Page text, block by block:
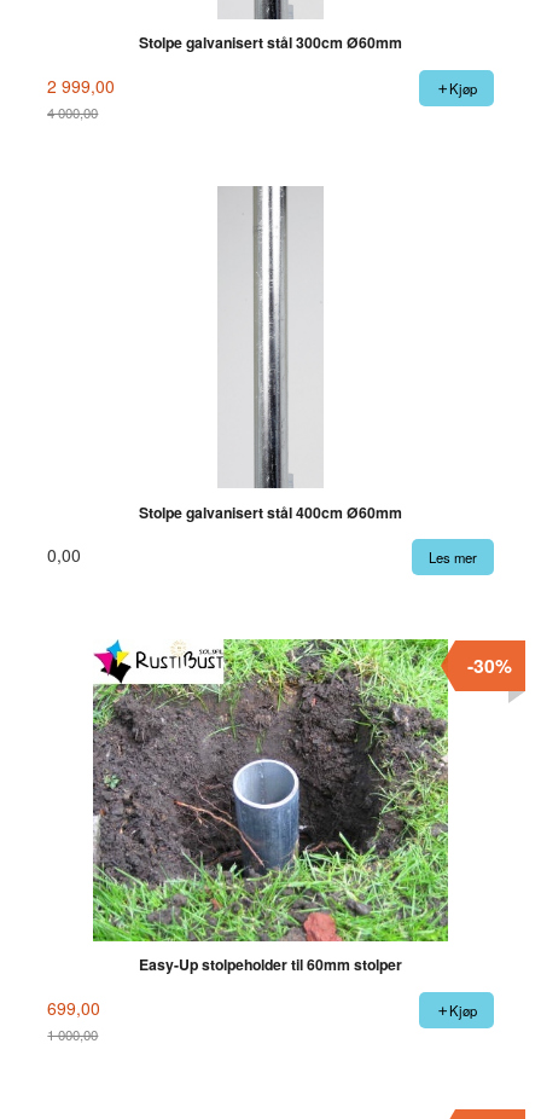
Stolpe galvanisert stål 300cm Ø60mm
2 999,00
4 000,00
Kjøp
Stolpe galvanisert stål 400cm Ø60mm
0,00 Les mer
Easy-Up stolpeholder til 60mm stolper
699,00
1 000,00
-30%
Kjøp